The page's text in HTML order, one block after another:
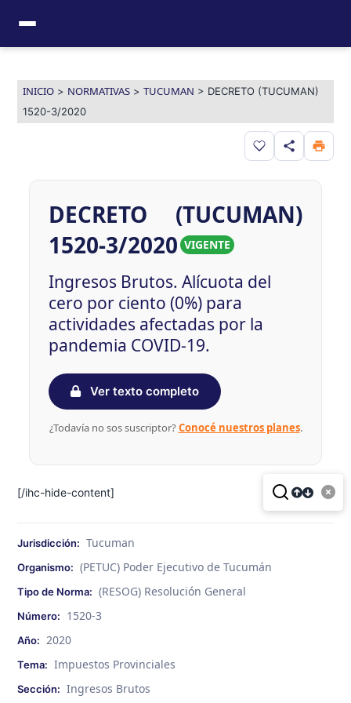
contenido
INICIO> NORMATIVAS> TUCUMAN > DECRETO (TUCUMAN)
1520-3/2020
Guardar en
DECRETO (TUCUMAN)
1520-3/2020 VIGENTE
Ingresos Brutos. Alícuota del
cero por ciento (0%) para
actividades afectadas por la
pandemia COVID-19.
Ver texto completo
¿Todavía no sos suscriptor?Conocé nuestros planes.
[/ihc-hide-content]
Jurisdicción: Tucuman
Organismo: (PETUC) Poder Ejecutivo de Tucumán
Tipo de Norma: (RESOG) Resolución General
Número: 1520-3
Año: 2020
Tema: Impuestos Provinciales
Sección: Ingresos Brutos